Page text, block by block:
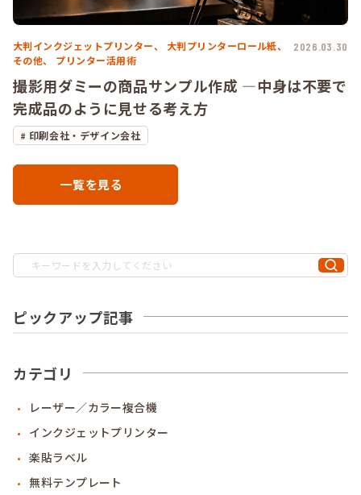
大判インクジェットプリンター、
大判プリンターロール紙、
その他、
プリンター活用術
2026.03.30
撮影用ダミーの商品サンプル作成 ―中身は不要で
完成品のように見せる考え方
印刷会社・デザイン会社
一覧を見る
ピックアップ記事
カテゴリ
レーザー／カラー複合機
インクジェットプリンター
楽貼ラベル
無料テンプレート